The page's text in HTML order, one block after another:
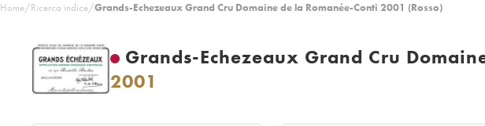
Home/Ricerca indice/Grands-Echezeaux Grand Cru Domaine de la Romanée-Conti 2001 (Rosso)
Grands-Echezeaux Grand Cru
2001